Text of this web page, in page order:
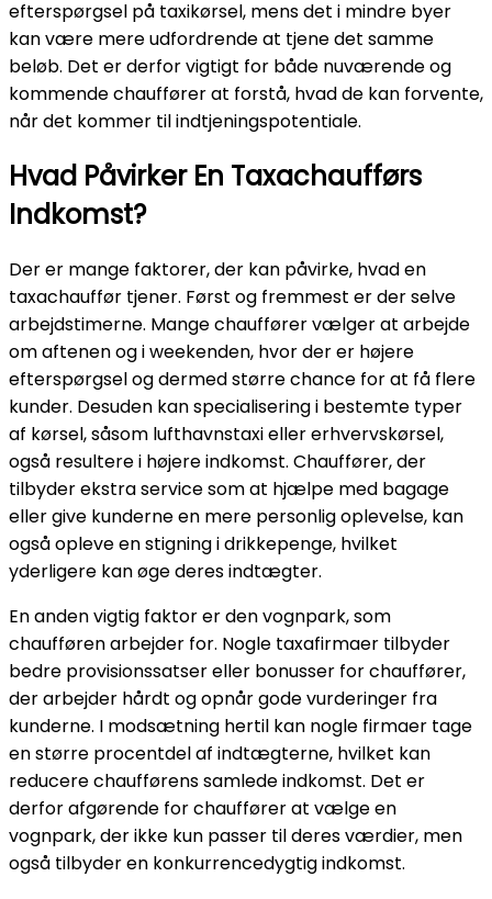
efterspørgsel på taxikørsel, mens det i mindre byer
kan være mere udfordrende at tjene det samme
beløb. Det er derfor vigtigt for både nuværende og
kommende chauffører at forstå, hvad de kan forvente,
når det kommer til indtjeningspotentiale.
Hvad Påvirker En Taxachaufførs
Indkomst?
Der er mange faktorer, der kan påvirke, hvad en
taxachauffør tjener. Først og fremmest er der selve
arbejdstimerne. Mange chauffører vælger at arbejde
om aftenen og i weekenden, hvor der er højere
efterspørgsel og dermed større chance for at få flere
kunder. Desuden kan specialisering i bestemte typer
af kørsel, såsom lufthavnstaxi eller erhvervskørsel,
også resultere i højere indkomst. Chauffører, der
tilbyder ekstra service som at hjælpe med bagage
eller give kunderne en mere personlig oplevelse, kan
også opleve en stigning i drikkepenge, hvilket
yderligere kan øge deres indtægter.
En anden vigtig faktor er den vognpark, som
chaufføren arbejder for. Nogle taxafirmaer tilbyder
bedre provisionssatser eller bonusser for chauffører,
der arbejder hårdt og opnår gode vurderinger fra
kunderne. I modsætning hertil kan nogle firmaer tage
en større procentdel af indtægterne, hvilket kan
reducere chaufførens samlede indkomst. Det er
derfor afgørende for chauffører at vælge en
vognpark, der ikke kun passer til deres værdier, men
også tilbyder en konkurrencedygtig indkomst.